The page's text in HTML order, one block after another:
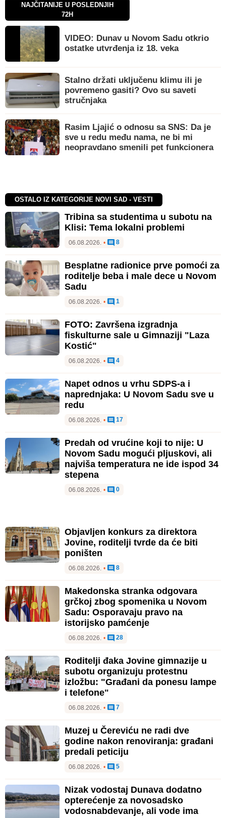
NAJČITANIJE U POSLEDNJIH
72H
VIDEO: Dunav u Novom Sadu otkrio
ostatke utvrđenja iz 18. veka
Stalno držati uključenu klimu ili je
povremeno gasiti? Ovo su saveti
stručnjaka
Rasim Ljajić o odnosu sa SNS: Da je
sve u redu među nama, ne bi mi
neopravdano smenili pet funkcionera
OSTALO IZ KATEGORIJE NOVI SAD - VESTI
Tribina sa studentima u subotu na
Klisi: Tema lokalni problemi
06.08.2026. • 8
Besplatne radionice prve pomoći za
roditelje beba i male dece u Novom
Sadu
06.08.2026. • 1
FOTO: Završena izgradnja
fiskulturne sale u Gimnaziji "Laza
Kostić"
06.08.2026. • 4
Napet odnos u vrhu SDPS-a i
naprednjaka: U Novom Sadu sve u
redu
06.08.2026. • 17
Predah od vrućine koji to nije: U
Novom Sadu mogući pljuskovi, ali
najviša temperatura ne ide ispod 34
stepena
06.08.2026. • 0
Objavljen konkurs za direktora
Jovine, roditelji tvrde da će biti
poništen
06.08.2026. • 8
Makedonska stranka odgovara
grčkoj zbog spomenika u Novom
Sadu: Osporavaju pravo na
istorijsko pamćenje
06.08.2026. • 28
Roditelji đaka Jovine gimnazije u
subotu organizuju protestnu
izložbu: "Građani da ponesu lampe
i telefone"
06.08.2026. • 7
Muzej u Čereviću ne radi dve
godine nakon renoviranja: građani
predali peticiju
06.08.2026. • 5
Nizak vodostaj Dunava dodatno
opterećenje za novosadsko
vodosnabdevanje, ali vode ima